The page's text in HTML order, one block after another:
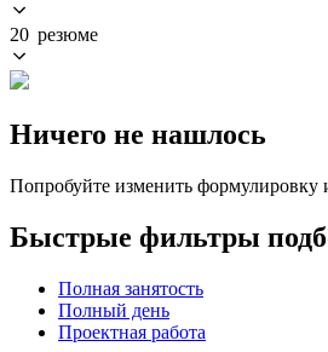
20 резюме
Ничего не нашлось
Попробуйте изменить формулировку
Быстрые фильтры
Полная занятость
Полный день
Проектная работа